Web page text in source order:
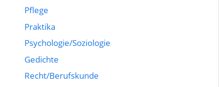
Pflege
Praktika
Psychologie/Soziologie
Gedichte
Recht/Berufskunde